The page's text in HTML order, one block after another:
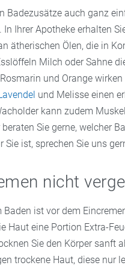
die Muskulatur oder
dem Toten Meer lösen
auch bei
Badezusätze auch ganz
In Ihrer Apotheke erhalten
ätherischen Ölen, die in
Milch oder Sahne
und Orange wirken
und Melisse einen
kann zudem
Sie gerne, welcher
Sie ist, sprechen Sie uns
nicht
Baden ist vor dem
Haut eine Portion Extra-
Sie den Körper sanft
trockene Haut, diese nur